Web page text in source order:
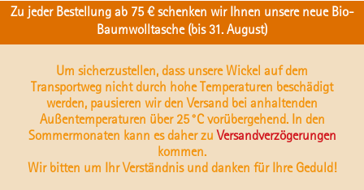
Zu jeder Bestellung ab 75 € schenken wir Ihnen unsere neue Bio-
Baumwolltasche (bis 31. August)
Um sicherzustellen, dass unsere Wickel auf dem
Transportweg nicht durch hohe Temperaturen beschädigt
werden, pausieren wir den Versand bei anhaltenden
Außentemperaturen über 25 °C vorübergehend. In den
Sommermonaten kann es daher zu Versandverzögerungen
kommen.
Wir bitten um Ihr Verständnis und danken für Ihre Geduld!